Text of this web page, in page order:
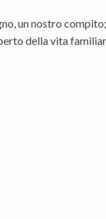
un nostro
della vita